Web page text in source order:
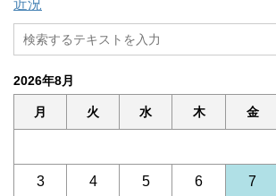
近況
2026年8月
月 火 水 木 金
3 4 5 6 7